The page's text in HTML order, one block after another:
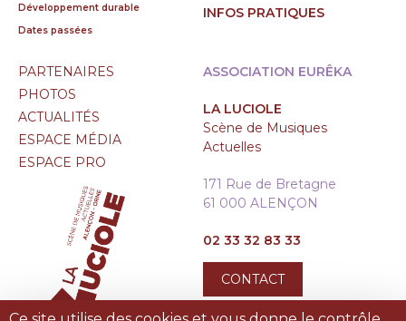
Développement durable
Dates passées
INFOS PRATIQUES
PARTENAIRES
PHOTOS
ACTUALITÉS
ESPACE MÉDIA
ESPACE PRO
ASSOCIATION EURÊKA
LA LUCIOLE
Scène de Musiques
Actuelles
171 Rue de Bretagne
61 000 ALENÇON
02 33 32 83 33
CONTACT